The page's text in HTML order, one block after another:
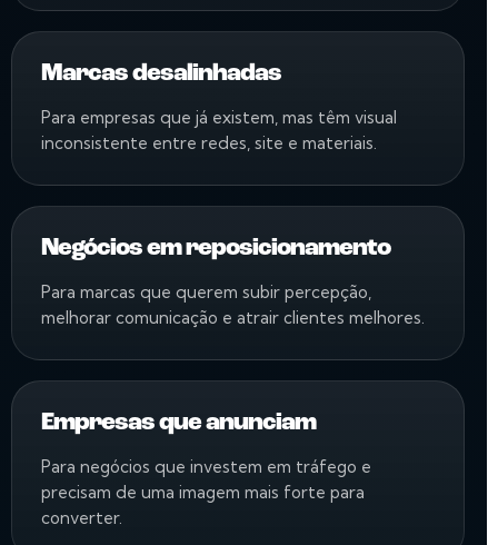
Marcas desalinhadas
Para empresas que já existem, mas têm visual
inconsistente entre redes, site e materiais.
Negócios em reposicionamento
Para marcas que querem subir percepção,
melhorar comunicação e atrair clientes melhores.
Empresas que anunciam
Para negócios que investem em tráfego e
precisam de uma imagem mais forte para
converter.